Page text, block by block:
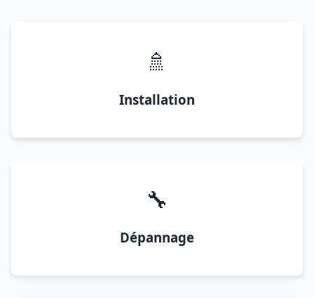
🚿
Installation
🔧
Dépannage